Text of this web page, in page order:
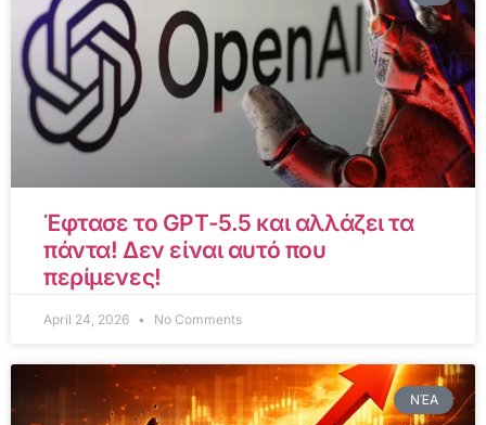
Έφτασε το GPT-5.5 και αλλάζει τα
πάντα! Δεν είναι αυτό που
περίμενες!
April 24, 2026 No Comments
ΝΈΑ